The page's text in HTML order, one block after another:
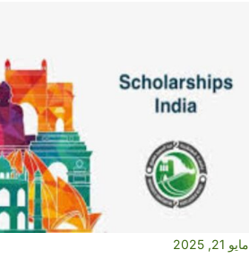
مايو 21, 2025